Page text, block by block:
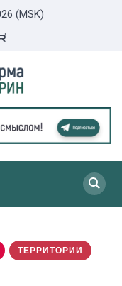
(MSK)
ТЕРРИТОРИИ